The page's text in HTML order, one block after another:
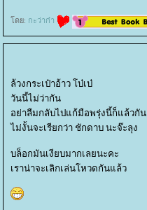
ดย: กะว่าก๋า
ล้วงกระเป๋าอ้าว โบ๋เบ๋
วันนี้ไม่ว่ากัน
อย่าลืมกลับไปแก้มือพรุ่งนี้ก็แล้วกัน
ไม่งั้นจะเรียกว่า ชักดาบ นะจ๊ะลุง
บล็อกมันเงียบมากเลยนะคะ
เราน่าจะเลิกเล่นโหวดกันแล้ว